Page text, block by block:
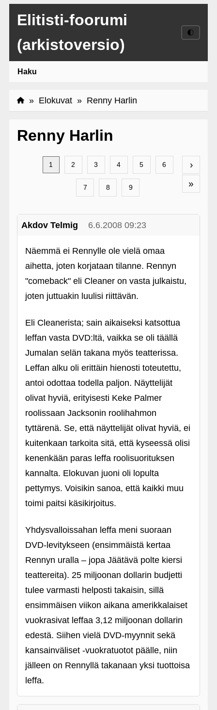
Elitisti-foorumi
(arkistoversio)
🌓
Haku
» Elokuvat» Renny Harlin
Renny Harlin
›
»
1 2 3 4 5 6
7 8 9
Akdov Telmig 6.6.2008 09:23
Näemmä ei Rennylle ole vielä omaa
aihetta, joten korjataan tilanne. Rennyn
"comeback" eli Cleaner on vasta julkaistu,
joten juttuakin luulisi riittävän.
Eli Cleanerista; sain aikaiseksi katsottua
leffan vasta DVD:ltä, vaikka se oli täällä
Jumalan selän takana myös teatterissa.
Leffan alku oli erittäin hienosti toteutettu,
antoi odottaa todella paljon. Näyttelijät
olivat hyviä, erityisesti Keke Palmer
roolissaan Jacksonin roolihahmon
tyttärenä. Se, että näyttelijät olivat hyviä, ei
kuitenkaan tarkoita sitä, että kyseessä olisi
kenenkään paras leffa roolisuorituksen
kannalta. Elokuvan juoni oli lopulta
pettymys. Voisikin sanoa, että kaikki muu
toimi paitsi käsikirjoitus.
Yhdysvalloissahan leffa meni suoraan
DVD-levitykseen (ensimmäistä kertaa
Rennyn uralla – jopa Jäätävä polte kiersi
teattereita). 25 miljoonan dollarin budjetti
tulee varmasti helposti takaisin, sillä
ensimmäisen viikon aikana amerikkalaiset
vuokrasivat leffaa 3,12 miljoonan dollarin
edestä. Siihen vielä DVD-myynnit sekä
kansainväliset ‑vuokratuotot päälle, niin
jälleen on Rennyllä takanaan yksi tuottoisa
leffa.